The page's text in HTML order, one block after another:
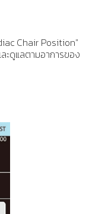
Chair Position"
ะดูแลตามอาการของ